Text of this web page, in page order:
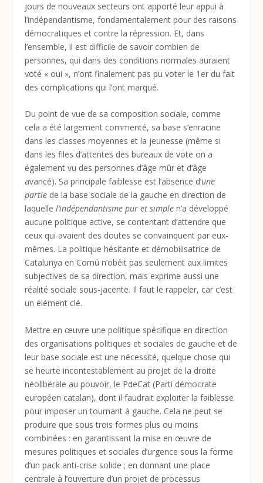
jours de nouveaux secteurs ont apporté leur appui à
l’indépendantisme, fondamentalement pour des raisons
démocratiques et contre la répression. Et, dans
l’ensemble, il est difficile de savoir combien de
personnes, qui dans des conditions normales auraient
voté « oui », n’ont finalement pas pu voter le 1 er du fait
des complications qui l’ont marqué.
Du point de vue de sa composition sociale, comme
cela a été largement commenté, sa base s’enracine
dans les classes moyennes et la jeunesse (même si
dans les files d’attentes des bureaux de vote on a
également vu des personnes d’âge mûr et d’âge
avancé). Sa principale faiblesse est l’absence d’une
partie de la base sociale de la gauche en direction de
laquellel’indépendantisme pur et simple n’a développé
aucune politique active, se contentant d’attendre que
ceux qui avaient des doutes se convainquent par eux-
mêmes. La politique hésitante et démobilisatrice de
Catalunya en Comú n’obéit pas seulement aux limites
subjectives de sa direction, mais exprime aussi une
réalité sociale sous-jacente. Il faut le rappeler, car c’est
un élément clé.
Mettre en œuvre une politique spécifique en direction
des organisations politiques et sociales de gauche et de
leur base sociale est une nécessité, quelque chose qui
se heurte incontestablement au projet de la droite
néolibérale au pouvoir, le PdeCat (Parti démocrate
européen catalan), dont il faudrait exploiter la faiblesse
pour imposer un tournant à gauche. Cela ne peut se
produire que sous trois formes plus ou moins
combinées : en garantissant la mise en œuvre de
mesures politiques et sociales d’urgence sous la forme
d’un pack anti-crise solide ; en donnant une place
centrale à l’ouverture d’un projet de processus